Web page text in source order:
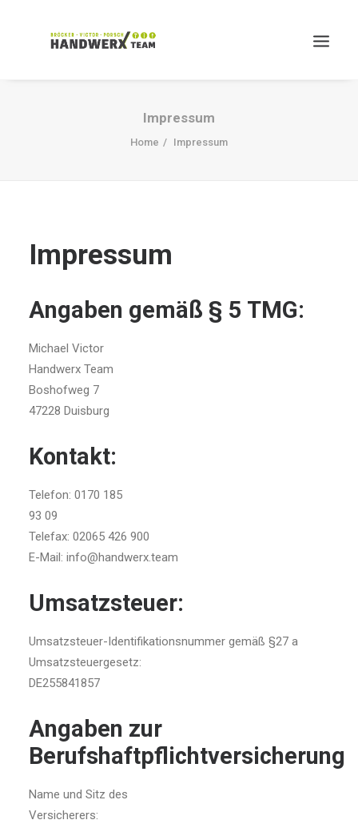
Impressum
Home Impressum
Impressum
Angaben gemäß § 5 TMG:
Michael Victor
Handwerx Team
Boshofweg 7
47228 Duisburg
Kontakt:
Telefon: 0170 185
93 09
Telefax: 02065 426 900
E-Mail: info@handwerx.team
Umsatzsteuer:
Umsatzsteuer-Identifikationsnummer gemäß §27 a
Umsatzsteuergesetz:
DE255841857
Angaben zur
Berufshaftpflichtversicherung
Name und Sitz des
Versicherers: